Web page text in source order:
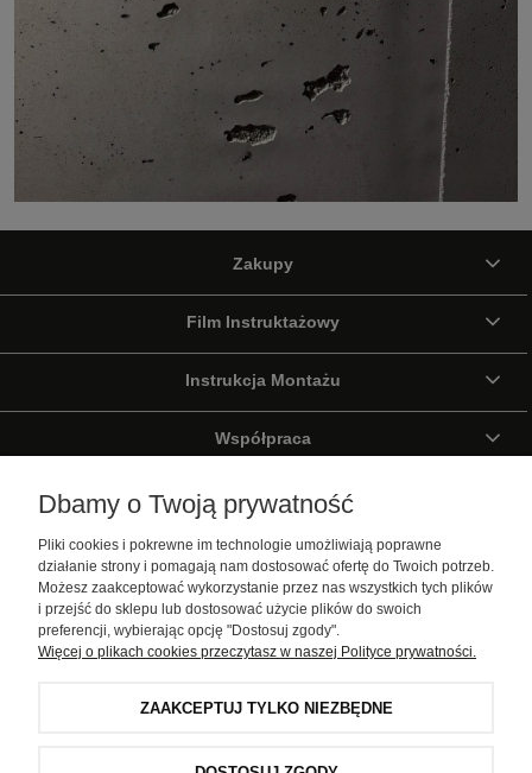
Zakupy
Film Instruktażowy
Instrukcja Montażu
Współpraca
Wirtualny Spacer
Galeria
Pomoc
Dbamy o Twoją prywatność
Pliki cookies i pokrewne im technologie umożliwiają poprawne
działanie strony i pomagają nam dostosować ofertę do Twoich potrzeb.
Możesz zaakceptować wykorzystanie przez nas wszystkich tych plików
i przejść do sklepu lub dostosować użycie plików do swoich
preferencji, wybierając opcję "Dostosuj zgody".
Więcej o plikach cookies przeczytasz w naszej Polityce prywatności.
ZAAKCEPTUJ TYLKO NIEZBĘDNE